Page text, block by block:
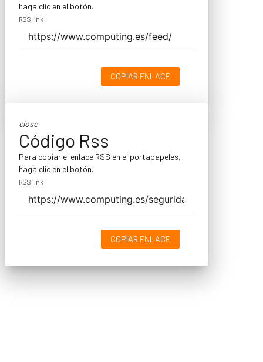
haga clic en el botón.
RSS link
COPIAR ENLACE
close
Código Rss
Para copiar el enlace RSS en el portapapeles,
haga clic en el botón.
RSS link
COPIAR ENLACE